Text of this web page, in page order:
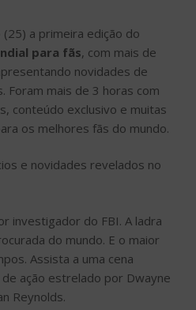
a primeira edição do
para fãs, com mais de
novidades de
Foram mais de 3 horas com
conteúdo exclusivo e muitas
os melhores fãs do mundo.
e novidades revelados no
investigador do FBI. A ladra
do mundo. E o maior
Assista a uma cena
ação estrelado por Dwayne
Reynolds.